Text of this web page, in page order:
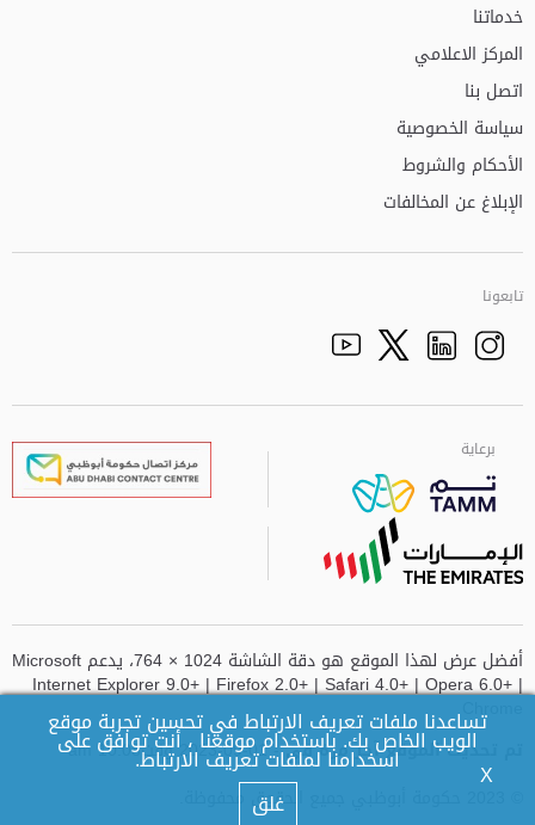
خدماتنا
المركز الاعلامي
اتصل بنا
سياسة الخصوصية
الأحكام والشروط
الإبلاغ عن المخالفات
تابعونا
Facebook
Instagramالذهاب الى تم
Twitter
Youtube
برعاية
برعاية
برعاية
برعاية
أفضل عرض لهذا الموقع هو دقة الشاشة 1024 × 764، يدعم Microsoft
Internet Explorer 9.0+ | Firefox 2.0+ | Safari 4.0+ | Opera 6.0+ |
Chrome
تم تحديث الموقع آخر مرة في- 01-09-2023 وقت10:08 am
X
تساعدنا ملفات تعريف الارتباط في تحسين تجربة موقع
الويب الخاص بك. باستخدام موقعنا ، أنت توافق على
اسخدامنا لملفات تعريف الارتباط.
غلق